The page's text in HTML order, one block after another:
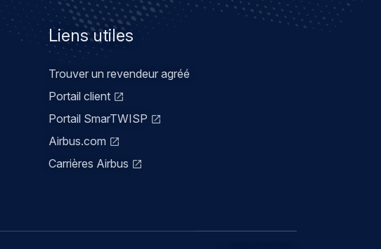
Liens utiles
Trouver un revendeur agréé
Portail client
Portail SmarTWISP
Airbus.com
Carrières Airbus